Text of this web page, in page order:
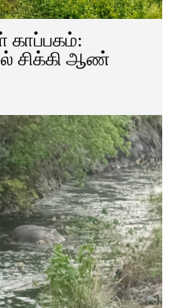
காப்பகம்:
சிக்கி ஆண்